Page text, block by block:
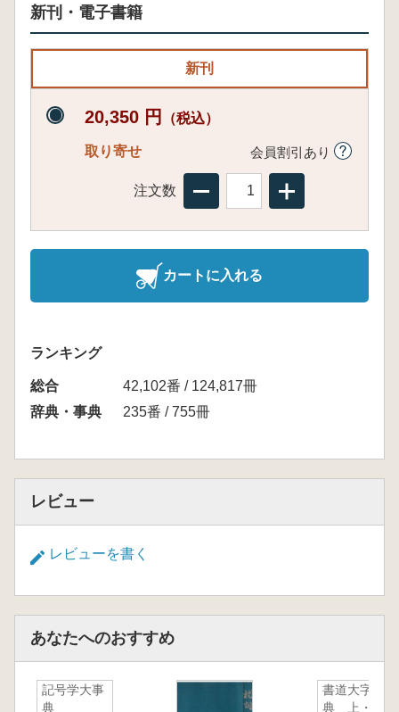
新刊・電子書籍
新刊
20,350 円 （税込）
取り寄せ 会員割引あり
注文数
カートに入れる
ランキング
総合
42,102番 / 124,817冊
辞典・事典
235番 / 755冊
レビュー
レビューを書く
あなたへのおすすめ
記号学大事
典
書道大字
典 上・